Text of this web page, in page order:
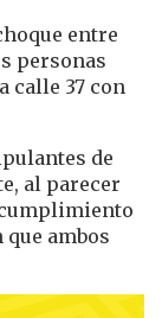
entre
personas
calle 37 con
de
al parecer
ambos